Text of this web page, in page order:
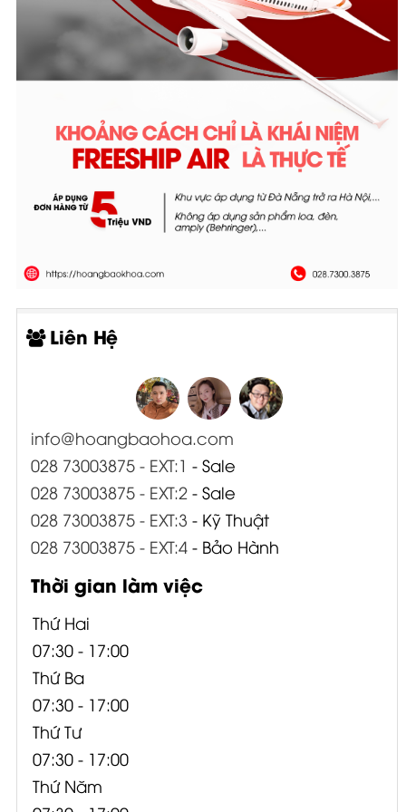
Liên Hệ
info@hoangbaohoa.com
028 73003875 - EXT:1 - Sale
028 73003875 - EXT:2- Sale
028 73003875 - EXT:3 - Kỹ Thuật
028 73003875 - EXT:4- Bảo Hành
Thời gian làm việc
Thứ Hai
07:30 - 17:00
Thứ Ba
07:30 - 17:00
Thứ Tư
07:30 - 17:00
Thứ Năm